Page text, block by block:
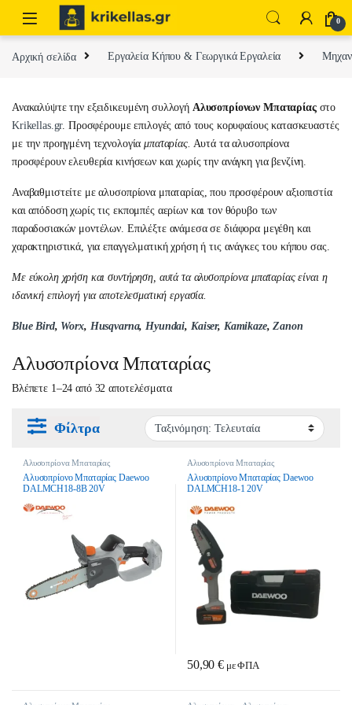
Skip to navigation
Skip to content
0
Αρχική σελίδα Εργαλεία Κήπου & Γεωργικά Εργαλεία
Ανακαλύψτε την εξειδικευμένη συλλογή Αλυσοπρίονων Μπαταρίαςστο
Krikellas.gr. Προσφέρουμε επιλογές από τους κορυφαίους κατασκευαστές
με την προηγμένη τεχνολογίαμπαταρίας. Αυτά τα αλυσοπρίονα
προσφέρουν ελευθερία κινήσεων και χωρίς την ανάγκη για βενζίνη.
Αναβαθμιστείτε με αλυσοπρίονα μπαταρίας, που προσφέρουν αξιοπιστία
και απόδοση χωρίς τις εκπομπές αερίων και τον θόρυβο των
παραδοσιακών μοντέλων. Επιλέξτε ανάμεσα σε διάφορα μεγέθη και
χαρακτηριστικά, για επαγγελματική χρήση ή τις ανάγκες του κήπου σας.
Με εύκολη χρήση και συντήρηση, αυτά τα αλυσοπρίονα μπαταρίας είναι η
ιδανική επιλογή για αποτελεσματική εργασία.
Blue Bird, Worx, Husqvarna, Hyundai, Kaiser, Kamikaze,Zanon
Αλυσοπρίονα Μπαταρίας
Βλέπετε 1–24 από 32 αποτελέσματαSorted by latest
Φίλτρα
Αλυσοπρίονα Μπαταρίας
Αλυσοπρίονο Μπαταρίας Daewoo
DALMCH18-8B 20V
Αλυσοπρίονα Μπαταρίας
Αλυσοπρίονο Μπαταρίας Daewoo
DALMCH18-1 20V
50,90€ με ΦΠΑ